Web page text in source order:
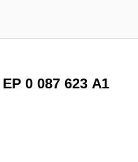
EP 0 087 623 A1